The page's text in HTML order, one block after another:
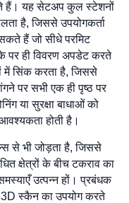
हैं। यह सेटअप कुल स्टेशनों
है, जिससे उपयोगकर्ता
सकते हैं जो सीधे परमिट
पर ही विवरण अपडेट करते
में सिंक करता है, जिससे
पर सभी एक ही पृष्ठ पर
या सुरक्षा बाधाओं को
होती है।
से भी जोड़ता है, जिससे
क्षेत्रों के बीच टकराव का
उत्पन्न हों। प्रबंधक
स्कैन का उपयोग करते